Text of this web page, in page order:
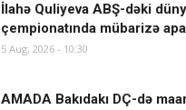
İlahə Quliyeva ABŞ-dəki
çempionatında mübarizə
5 Aug, 2026 - 10:30
AMADA Bakıdakı DÇ-də